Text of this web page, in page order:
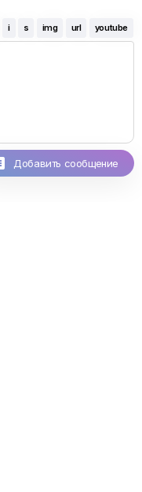
i s img url youtube
Добавить сообщение